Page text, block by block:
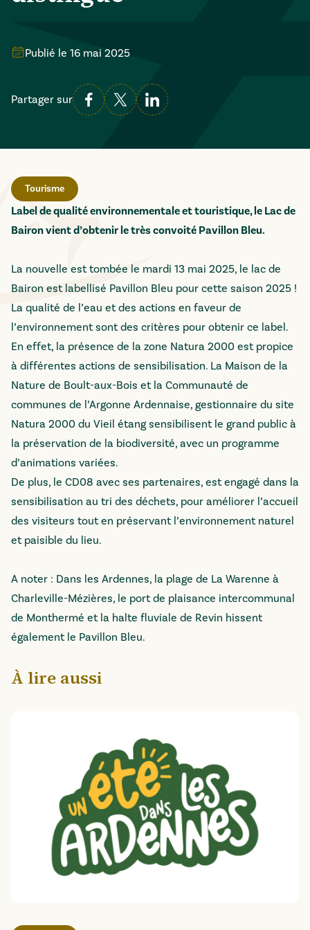
Publié le 16 mai 2025
Partager sur
Tourisme
Label de qualité environnementale et touristique, le Lac de
Bairon vient d’obtenir le très convoité Pavillon Bleu.
La nouvelle est tombée le mardi 13 mai 2025, le lac de
Bairon est labellisé Pavillon Bleu pour cette saison 2025 !
La qualité de l’eau et des actions en faveur de
l’environnement sont des critères pour obtenir ce label.
En effet, la présence de la zone Natura 2000 est propice
à différentes actions de sensibilisation. La Maison de la
Nature de Boult-aux-Bois et la Communauté de
communes de l’Argonne Ardennaise, gestionnaire du site
Natura 2000 du Vieil étang sensibilisent le grand public à
la préservation de la biodiversité, avec un programme
d’animations variées.
De plus, le CD08 avec ses partenaires, est engagé dans la
sensibilisation au tri des déchets, pour améliorer l’accueil
des visiteurs tout en préservant l’environnement naturel
et paisible du lieu.
A noter : Dans les Ardennes, la plage de La Warenne à
Charleville-Mézières, le port de plaisance intercommunal
de Monthermé et la halte fluviale de Revin hissent
également le Pavillon Bleu.
À lire aussi